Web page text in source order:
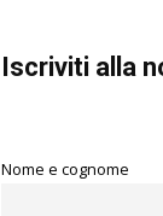
Iscriviti alla
Nome e cognome